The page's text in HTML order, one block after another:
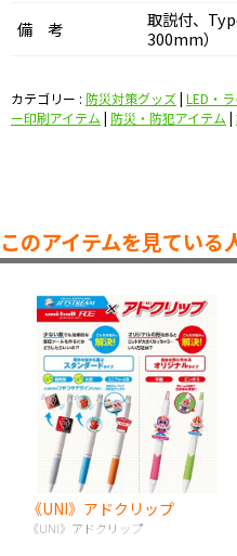
備 考
取説付、
300mm
カテゴリー : 防災対策グッズ| LED・
ー印刷アイテム | 防災・防犯アイテム |
このアイテムを見ている
《UNI》アドクリップ
《UNI》アドクリップ